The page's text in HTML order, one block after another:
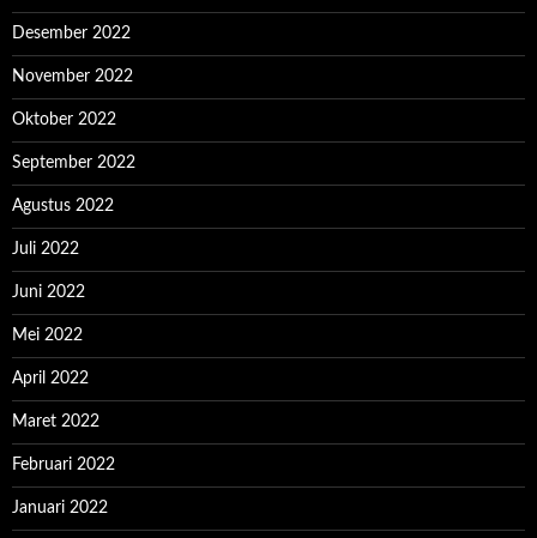
Desember 2022
November 2022
Oktober 2022
September 2022
Agustus 2022
Juli 2022
Juni 2022
Mei 2022
April 2022
Maret 2022
Februari 2022
Januari 2022